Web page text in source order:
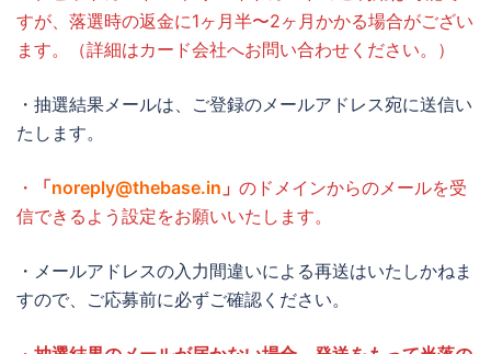
すが、落選時の返金に1ヶ月半〜2ヶ月かかる場合がござい
ます。（詳細はカード会社へお問い合わせください。）
・抽選結果メールは、ご登録のメールアドレス宛に送信い
たします。
・ 「noreply@thebase.in 」 のドメインからのメールを受
信できるよう設定をお願いいたします。
・メールアドレスの入力間違いによる再送はいたしかねま
すので、ご応募前に必ずご確認ください。